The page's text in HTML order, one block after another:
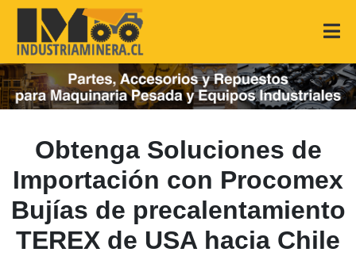
Obtenga Soluciones de
Importación con Procomex
Bujías de precalentamiento
TEREX de USA hacia Chile